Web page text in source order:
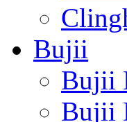
Bujii
Bujii
Bujii